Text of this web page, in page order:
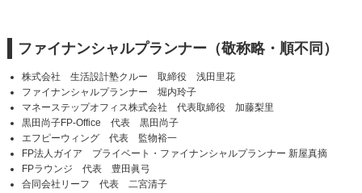
ファイナンシャルプランナー（敬称略・順不同）
株式会社 生活設計塾クルー 取締役 浅田里花
ファイナンシャルプランナー 堀内玲子
マネーステップオフィス株式会社 代表取締役 加藤梨里
黒田尚子FP-Office 代表 黒田尚子
エフピーウィング 代表 監物裕一
FP法人ガイア プライベート・ファイナンシャルプランナー 新屋真摘
FPラウンジ 代表 豊田眞弓
合同会社リーフ 代表 二宮清子